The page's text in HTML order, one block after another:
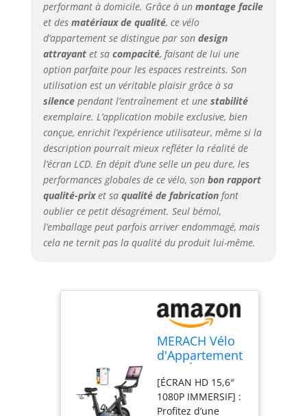
d'appartement est
compatible avec
l’application
MERACH, qui est
gratuite après
l’appairage.
Entraînez-vous en
ligne avec nos
coachs et profitez
d’un suivi en direct
des données :
distance, temps,
calories, cadence,
vitesse et niveau
de résistance. Des
cours ludiques et
immersifs vous
aident à brûler 30
& RÉGLAGE DE
RÉSISTANCE] : Son
système de
transmission par
courroie ultra-
silencieux et son
volant en fer-sable
garantissent un
pédalage fluide.
performant à domicile. Grâce à un montage facile
et des matériaux de qualité, ce vélo
d’appartement se distingue par son design
attrayantet sa compacité, faisant de lui une
option parfaite pour les espaces restreints. Son
utilisation est un véritable plaisir grâce à sa
silencependant l’entraînement et une stabilité
exemplaire. L’application mobile exclusive, bien
conçue, enrichit l’expérience utilisateur, même si la
description pourrait mieux refléter la réalité de
l’écran LCD. En dépit d’une selle un peu dure, les
performances globales de ce vélo, son bon rapport
qualité-prixet sa qualité de fabricationfont
oublier ce petit désagrément. Seul bémol,
l’emballage peut parfois arriver endommagé, mais
cela ne ternit pas la qualité du produit lui-même.
MERACH Vélo
d'Appartement
Connecté, Vélo
de Fitness
[ÉCRAN HD 15,6″
1080P IMMERSIF] :
Profitez d’une